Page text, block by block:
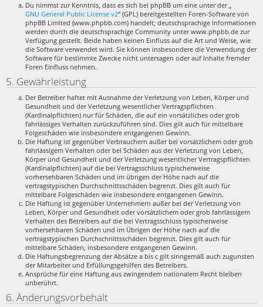
Du nimmst zur Kenntnis, dass es sich bei phpBB um eine unter der „
GNU General Public License v2“ (GPL) bereitgestellten Foren-Software von
phpBB Limited (www.phpbb.com) handelt; deutschsprachige Informationen
werden durch die deutschsprachige Community unter www.phpbb.de zur
Verfügung gestellt. Beide haben keinen Einfluss auf die Art und Weise, wie
die Software verwendet wird. Sie können insbesondere die Verwendung der
Software für bestimmte Zwecke nicht untersagen oder auf Inhalte fremder
Foren Einfluss nehmen.
5. Gewährleistung
Der Betreiber haftet mit Ausnahme der Verletzung von Leben, Körper und
Gesundheit und der Verletzung wesentlicher Vertragspflichten
(Kardinalpflichten) nur für Schäden, die auf ein vorsätzliches oder grob
fahrlässiges Verhalten zurückzuführen sind. Dies gilt auch für mittelbare
Folgeschäden wie insbesondere entgangenen Gewinn.
Die Haftung ist gegenüber Verbrauchern außer bei vorsätzlichem oder grob
fahrlässigem Verhalten oder bei Schäden aus der Verletzung von Leben,
Körper und Gesundheit und der Verletzung wesentlicher Vertragspflichten
(Kardinalpflichten) auf die bei Vertragsschluss typischerweise
vorhersehbaren Schäden und im übrigen der Höhe nach auf die
vertragstypischen Durchschnittsschäden begrenzt. Dies gilt auch für
mittelbare Folgeschäden wie insbesondere entgangenen Gewinn.
Die Haftung ist gegenüber Unternehmern außer bei der Verletzung von
Leben, Körper und Gesundheit oder vorsätzlichem oder grob fahrlässigem
Verhalten des Betreibers auf die bei Vertragsschluss typischerweise
vorhersehbaren Schäden und im Übrigen der Höhe nach auf die
vertragstypischen Durchschnittsschäden begrenzt. Dies gilt auch für
mittelbare Schäden, insbesondere entgangenen Gewinn.
Die Haftungsbegrenzung der Absätze a bis c gilt sinngemäß auch zugunsten
der Mitarbeiter und Erfüllungsgehilfen des Betreibers.
Ansprüche für eine Haftung aus zwingendem nationalem Recht bleiben
unberührt.
6. Änderungsvorbehalt